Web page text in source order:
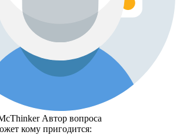
Автор вопроса
кому пригодится: